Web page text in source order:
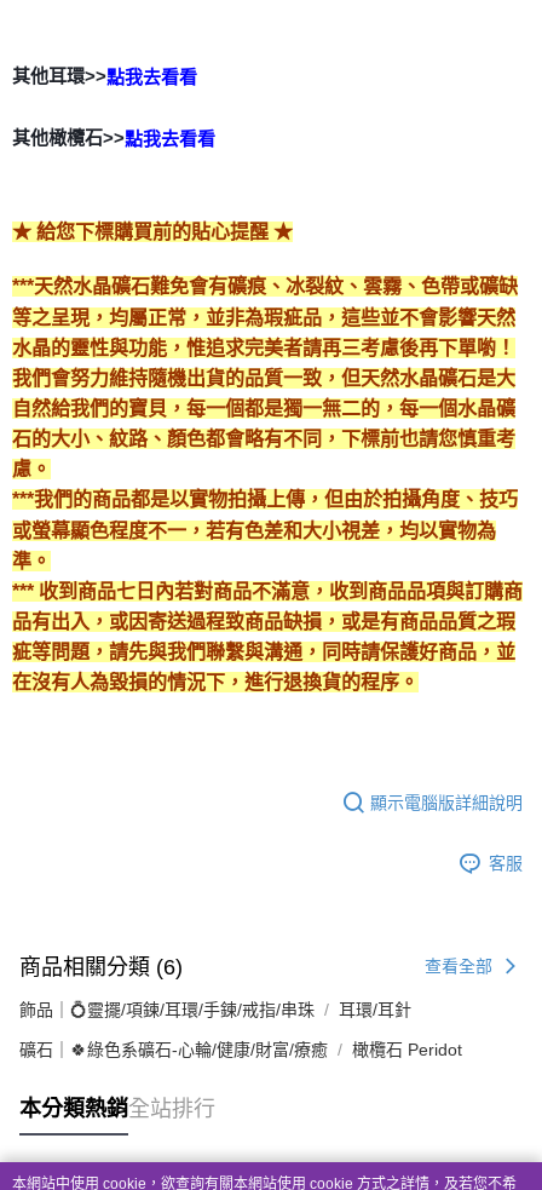
其他耳環>>點我去看看
其他橄欖石>>點我去看看
★ 給您下標購買前的貼心提醒 ★
***天然水晶礦石難免會有礦痕、冰裂紋、雲霧、色帶或礦缺
等之呈現，均屬正常，並非為瑕疵品，這些並不會影響天然
水晶的靈性與功能，惟追求完美者請再三考慮後再下單喲！
我們會努力維持隨機出貨的品質一致，但天然水晶礦石是大
自然給我們的寶貝，每一個都是獨一無二的，每一個水晶礦
石的大小、紋路、顏色都會略有不同，下標前也請您慎重考
慮。
***我們的商品都是以實物拍攝上傳，但由於拍攝角度、技巧
或螢幕顯色程度不一，若有色差和大小視差，均以實物為
準。
*** 收到商品七日內若對商品不滿意，收到商品品項與訂購商
品有出入，或因寄送過程致商品缺損，或是有商品品質之瑕
疵等問題，請先與我們聯繫與溝通，同時請保護好商品，並
在沒有人為毀損的情況下，進行退換貨的程序。
顯示電腦版詳細說明
客服
商品相關分類 (6) 查看全部
飾品｜💍靈擺/項鍊/耳環/手鍊/戒指/串珠 耳環/耳針
礦石｜🍀綠色系礦石-心輪/健康/財富/療癒 橄欖石 Peridot
本分類熱銷全站排行
本網站中使用 cookie，欲查詢有關本網站使用 cookie 方式之詳情，及若您不希